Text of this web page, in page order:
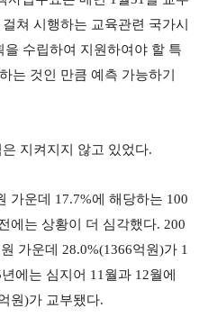
쳐 시행하는 교육관련 국가시
수립하여 지원하여야 할 특
는 것인 만큼 예측 가능하기
지켜지지 않고 있었다.
가운데 17.7%에 해당하는 100
에는 상황이 더 심각했다. 200
가운데 28.0%(1366억원)가 1
에는 심지어 11월과 12월에
원)가 교부됐다.